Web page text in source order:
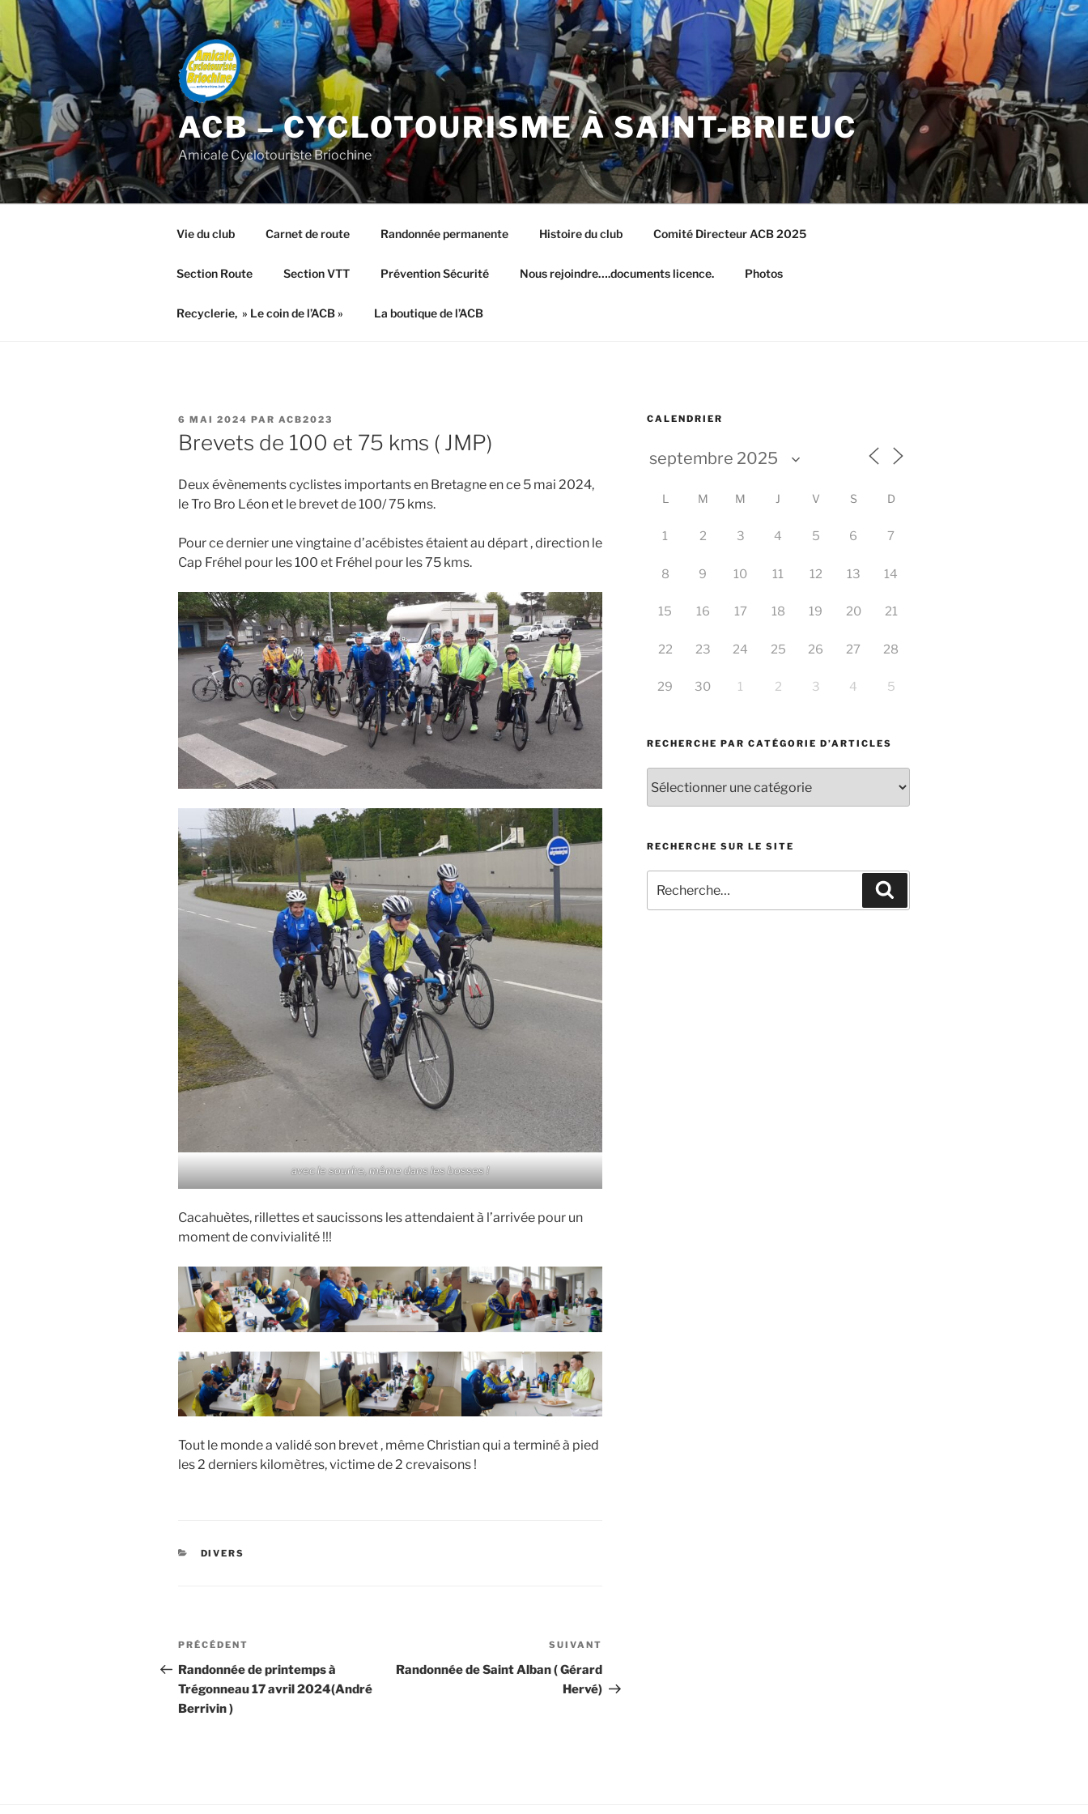
Aller
au
contenu
principal
ACB – CYCLOTOURISME À SAINT-BRIEUC
Amicale Cyclotouriste Briochine
Vie du club Carnet de route Randonnée permanente Histoire du club Comité Directeur ACB 2025
Section Route Section VTT Prévention Sécurité Nous rejoindre….documents licence. Photos
Recyclerie, » Le coin de l’ACB » La boutique de l’ACB
PUBLIÉ
LE
6 MAI 2024 PAR ACB2023
Brevets de 100 et 75 kms ( JMP)
Deux évènements cyclistes importants en Bretagne en ce 5 mai 2024,
le Tro Bro Léon et le brevet de 100/ 75 kms.
Pour ce dernier une vingtaine d’acébistes étaient au départ , direction le
Cap Fréhel pour les 100 et Fréhel pour les 75 kms.
avec le sourire, même dans les bosses !
Cacahuètes, rillettes et saucissons les attendaient à l’arrivée pour un
moment de convivialité !!!
Tout le monde a validé son brevet , même Christian qui a terminé à pied
les 2 derniers kilomètres, victime de 2 crevaisons !
CATÉGORIES
DIVERS
Navigation
de
l’article
Article
précédent
PRÉCÉDENT
Randonnée de printemps à
Trégonneau 17 avril 2024(André
Berrivin )
suivant
SUIVANT
Randonnée de Saint Alban ( Gérard
Hervé)
CALENDRIER
L M M J V S D
1 2 3 4 5 6 7
8 9 10 11 12 13 14
15 16 17 18 19 20 21
22 23 24 25 26 27 28
29 30 1 2 3 4 5
RECHERCHE PAR CATÉGORIE D’ARTICLES
par
catégorie
RECHERCHE SUR LE SITE
pour
: